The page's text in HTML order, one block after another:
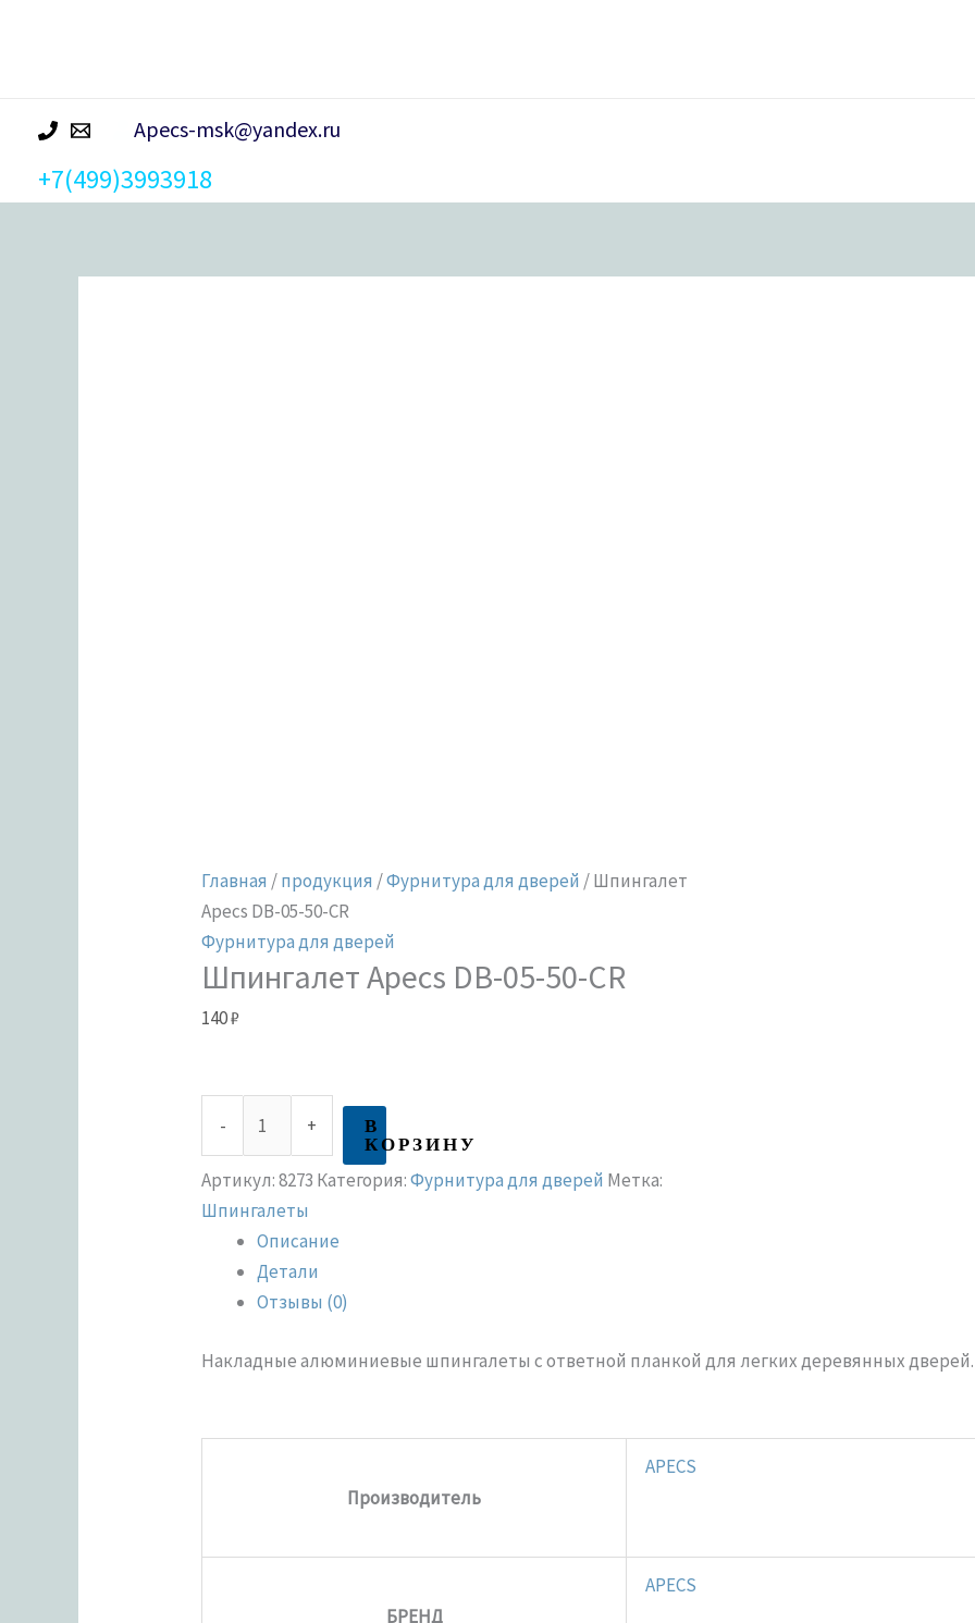
Apecs-msk@yandex.ru
+7(499)3993918
Главная /продукция /Фурнитура для дверей / Шпингалет
Apecs DB-05-50-CR
Фурнитура для дверей
Шпингалет Apecs DB-05-50-CR
140₽
- + В
КОРЗИНУ
Артикул:8273 Категория:Фурнитура для дверей Метка:
Шпингалеты
Описание
Детали
Отзывы (0)
Накладные алюминиевые шпингалеты с ответной планкой для легких деревянных дверей.
Производитель
APECS
БРЕНД
APECS